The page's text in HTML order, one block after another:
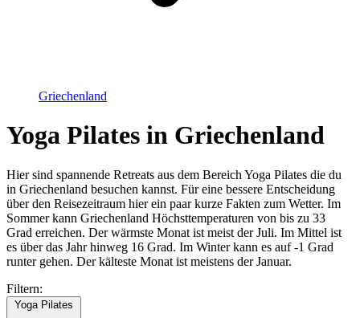
Griechenland
Yoga Pilates in Griechenland
Hier sind spannende Retreats aus dem Bereich Yoga Pilates die du
in Griechenland besuchen kannst. Für eine bessere Entscheidung
über den Reisezeitraum hier ein paar kurze Fakten zum Wetter. Im
Sommer kann Griechenland Höchsttemperaturen von bis zu 33
Grad erreichen. Der wärmste Monat ist meist der Juli. Im Mittel ist
es über das Jahr hinweg 16 Grad. Im Winter kann es auf -1 Grad
runter gehen. Der kälteste Monat ist meistens der Januar.
Filtern:
Yoga Pilates